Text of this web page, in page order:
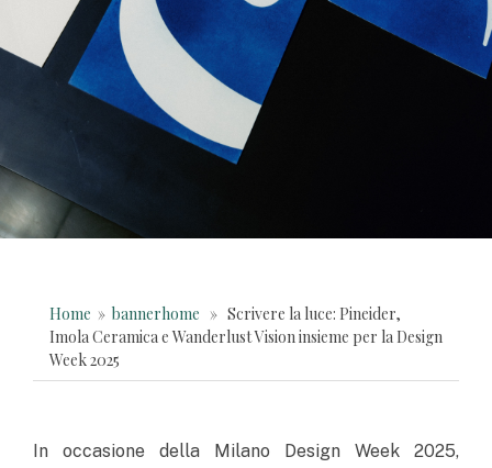
Home » bannerhome » Scrivere la luce: Pineider,
Imola Ceramica e Wanderlust Vision insieme per la Design
Week 2025
In occasione della Milano Design Week 2025,